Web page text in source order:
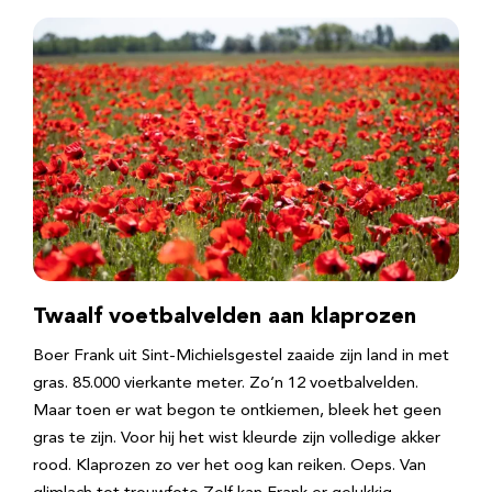
Twaalf voetbalvelden aan klaprozen
Boer Frank uit Sint-Michielsgestel zaaide zijn land in met
gras. 85.000 vierkante meter. Zo’n 12 voetbalvelden.
Maar toen er wat begon te ontkiemen, bleek het geen
gras te zijn. Voor hij het wist kleurde zijn volledige akker
rood. Klaprozen zo ver het oog kan reiken. Oeps. Van